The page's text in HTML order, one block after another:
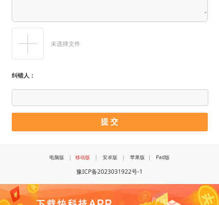
未选择文件
纠错人：
电脑版 | 移动版 | 安卓版 | 苹果版 | Pad版
豫ICP备2023031922号-1